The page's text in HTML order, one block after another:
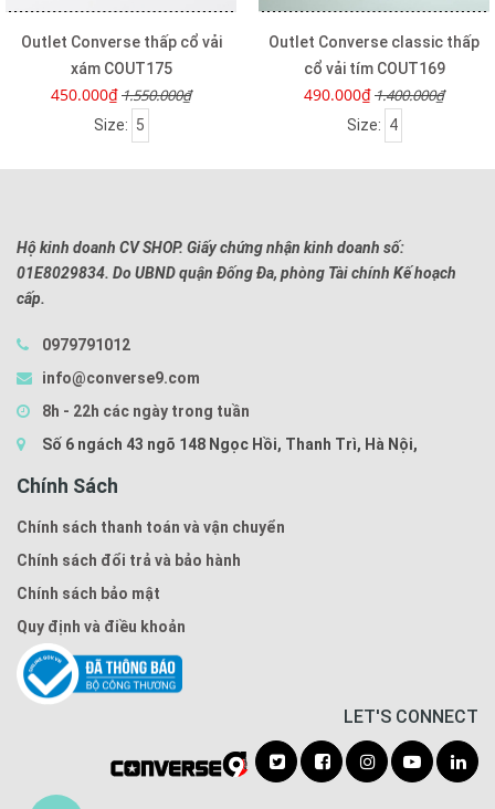
Outlet Converse classic thấp
cổ vải tím COUT169
490.000₫1.400.000₫
Size:
Outlet Converse classic
cổ vải hồng COUT166
550.000₫1.400.000₫
Size:
Hộ kinh doanh CV SHOP. Giấy chứng nhận kinh doanh số:
01E8029834. Do UBND quận Đống Đa, phòng Tài chính Kế hoạch
cấp.
0979791012
info@converse9.com
8h - 22h các ngày trong tuần
Số 6 ngách 43 ngõ 148 Ngọc Hồi, Thanh Trì, Hà Nội,
Chính Sách
Chính sách thanh toán và vận chuyển
Chính sách đổi trả và bảo hành
Chính sách bảo mật
Quy định và điều khoản
LET'S CONNECT